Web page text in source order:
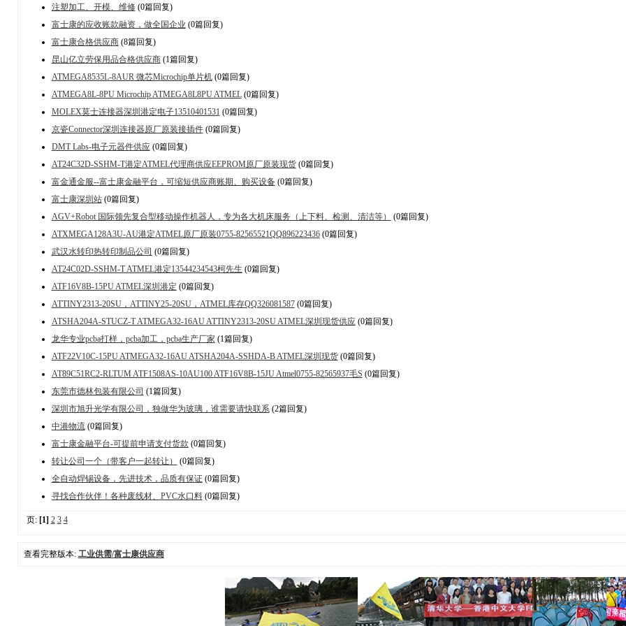
注塑加工、开模、维修(0篇回复)
富士康的应收账款融资，做全国企业 (0篇回复)
富士康合格供应商(8篇回复)
昆山亿立劳保用品合格供应商(1篇回复)
ATMEGA8535L-8AUR 微芯Microchip单片机(0篇回复)
ATMEGA8L-8PU Microchip ATMEGA8L8PU ATMEL(0篇回复)
MOLEX莫士连接器深圳港定电子13510401531 (0篇回复)
京瓷Connector深圳连接器原厂原装接插件(0篇回复)
DMT Labs-电子元器件供应(0篇回复)
AT24C32D-SSHM-T港定ATMEL代理商供应EEPROM原厂原装现货(0篇回复)
富金通金服--富士康金融平台，可缩短供应商账期、购买设备(0篇回复)
富士康深圳站(0篇回复)
AGV+Robot 国际领先复合型移动操作机器人，专为各大机床服务（上下料、检测、清洁等）
(0篇回复)
ATXMEGA128A3U-AU港定ATMEL原厂原装0755-82565521QQ896223436(0篇回复)
武汉水转印热转印制品公司 (0篇回复)
AT24C02D-SSHM-T ATMEL港定13544234543柯先生 (0篇回复)
ATF16V8B-15PU ATMEL深圳港定 (0篇回复)
ATTINY2313-20SU，ATTINY25-20SU，ATMEL库存QQ326081587(0篇回复)
ATSHA204A-STUCZ-T ATMEGA32-16AU ATTINY2313-20SU ATMEL深圳现货供应(0篇回复)
龙华专业pcba打样，pcba加工，pcba生产厂家 (1篇回复)
ATF22V10C-15PU ATMEGA32-16AU ATSHA204A-SSHDA-B ATMEL深圳现货(0篇回复)
AT89C51RC2-RLTUM ATF1508AS-10AU100 ATF16V8B-15JU Atmel0755-82565937毛S (0篇回复)
东莞市德林包装有限公司 (1篇回复)
深圳市旭升光学有限公司，独做华为玻璃，谁需要请快联系(2篇回复)
中港物流(0篇回复)
富士康金融平台-可提前申请支付货款 (0篇回复)
转让公司一个（带客户一起转让）
(0篇回复)
全自动焊锡设备，先进技术，品质有保证(0篇回复)
寻找合作伙伴！各种废线材、PVC水口料(0篇回复)
页: [1] 2 3 4
查看完整版本: 工业供需/富士康供应商